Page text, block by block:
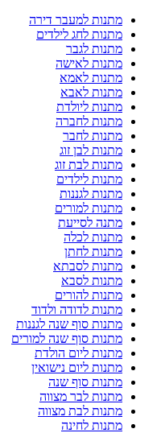
מתנות למעבר דירה
מתנות לחג לילדים
מתנות לגבר
מתנות לאישה
מתנות לאמא
מתנות לאבא
מתנות ליולדת
מתנות לחברה
מתנות לחבר
מתנות לבן זוג
מתנות לבת זוג
מתנות לילדים
מתנות לגננות
מתנות למורים
מתנה לסייעת
מתנות לכלה
מתנות לחתן
מתנות לסבתא
מתנות לסבא
מתנות להורים
מתנות לדודה ולדוד
מתנות סוף שנה לגננות
מתנות סוף שנה למורים
מתנות ליום הולדת
מתנות ליום נישואין
מתנות סוף שנה
מתנות לבר מצווה
מתנות לבת מצווה
מתנות לחינה